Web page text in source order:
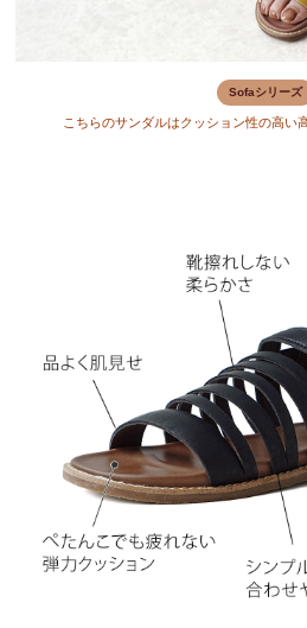
Sofaシリーズ
こちらのサンダルはクッション性の高い